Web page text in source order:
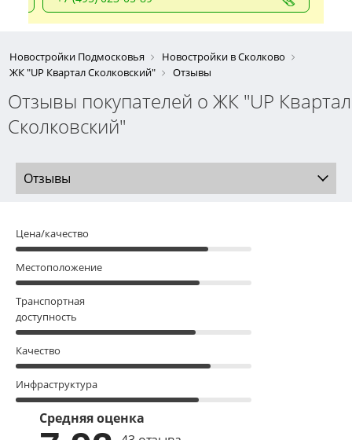
Новостройки Подмосковья
Новостройки в Сколково
ЖК "UP Квартал Сколковский"
Отзывы
Отзывы покупателей о ЖК "UP Квартал
Сколковский"
Отзывы
Цена/качество
Местоположение
Транспортная
доступность
Качество
Инфраструктура
Средняя оценка